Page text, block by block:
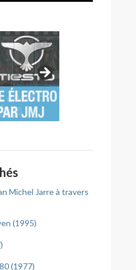
Michel Jarre à travers
(1995)
(1977)